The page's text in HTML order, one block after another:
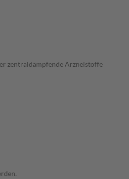
zentraldämpfende Arzneistoffe